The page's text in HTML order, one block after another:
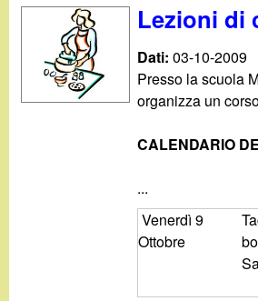
Lezioni di
Dati:03-10-2009
Presso la scuola
organizza un
CALENDARIO
...
Venerdì 9
Ottobre